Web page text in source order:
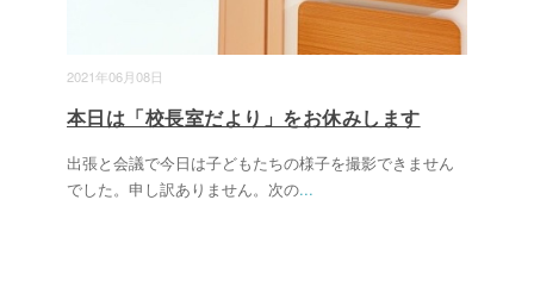
2021年06月08日
本日は「校長室だより」をお休みします
出張と会議で今日は子どもたちの様子を撮影できません
でした。申し訳ありません。次の...